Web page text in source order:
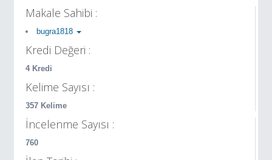
Makale Sahibi :
bugra1818
Kredi Değeri :
4 Kredi
Kelime Sayısı :
357 Kelime
İncelenme Sayısı :
760